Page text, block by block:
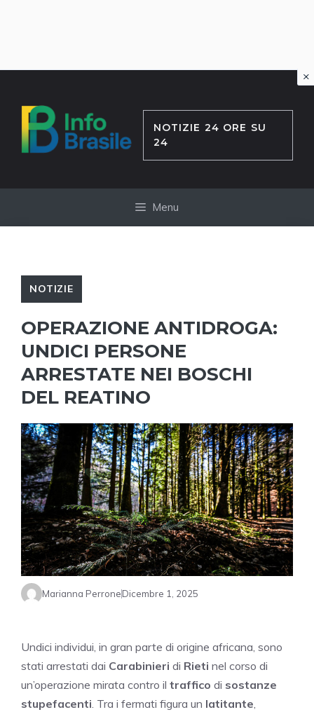
contenuto
NOTIZIE 24 ORE SU
24
Menu
NOTIZIE
OPERAZIONE ANTIDROGA:
UNDICI PERSONE
ARRESTATE NEI BOSCHI
DEL REATINO
Marianna PerroneDicembre 1, 2025
Undici individui, in gran parte di origine africana, sono
stati arrestati dai Carabinieri di Rieti nel corso di
un’operazione mirata contro il traffico di sostanze
stupefacenti. Tra i fermati figura un latitante,
×